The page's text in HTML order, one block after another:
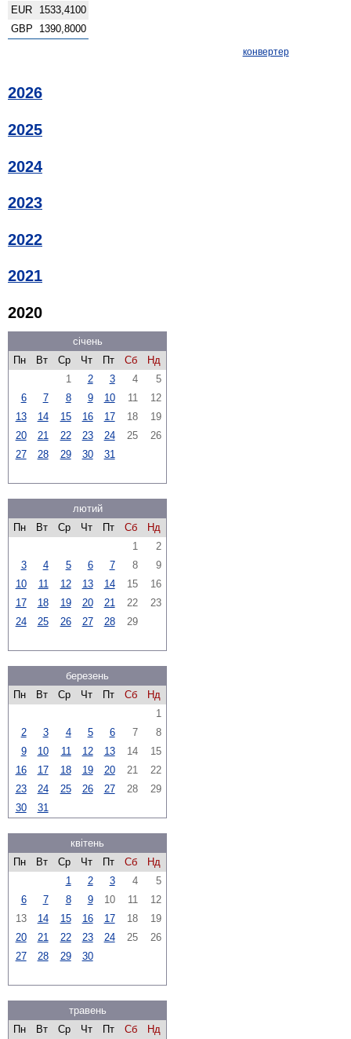
EUR
1533,4100
GBP
1390,8000
конвертер
2026
2025
2024
2023
2022
2021
2020
січень
Пн
Вт Ср Чт Пт Сб
Нд
1
2 3 4
5
6
7 8 9 10 11
12
13
14 15 16 17 18
19
20
21 22 23 24 25
26
27
28 29 30 31
лютий
Пн
Вт Ср Чт Пт Сб
Нд
1
2
3
4 5 6 7 8
9
10
11 12 13 14 15
16
17
18 19 20 21 22
23
24
25 26 27 28 29
березень
Пн
Вт Ср Чт Пт Сб
Нд
1
2
3 4 5 6 7
8
9
10 11 12 13 14
15
16
17 18 19 20 21
22
23
24 25 26 27 28
29
30
31
квітень
Пн
Вт Ср Чт Пт Сб
Нд
1
2 3 4
5
6
7 8 9 10 11
12
13
14 15 16 17 18
19
20
21 22 23 24 25
26
27
28 29 30
травень
Пн
Вт Ср Чт Пт Сб
Нд